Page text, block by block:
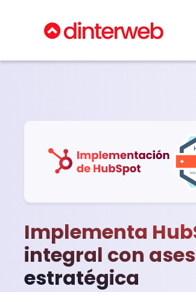
Implementa
integral con
estratégica